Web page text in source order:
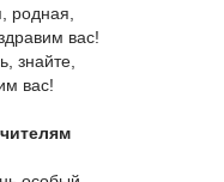
родная,
вас!
знайте,
вас!